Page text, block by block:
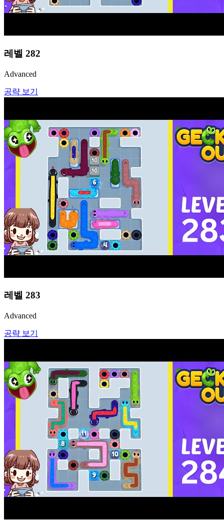
레벨 282
Advanced
공략 보기
레벨 283
Advanced
공략 보기